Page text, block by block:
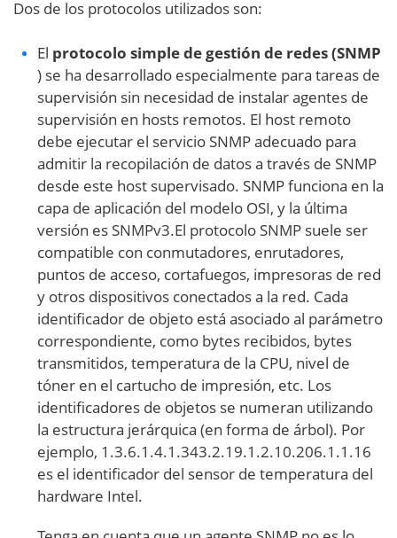
Dos de los protocolos utilizados son:
El protocolo simple de gestión de redes (SNMP
) se ha desarrollado especialmente para tareas de
supervisión sin necesidad de instalar agentes de
supervisión en hosts remotos. El host remoto
debe ejecutar el servicio SNMP adecuado para
admitir la recopilación de datos a través de SNMP
desde este host supervisado. SNMP funciona en la
capa de aplicación del modelo OSI, y la última
versión es SNMPv3.El protocolo SNMP suele ser
compatible con conmutadores, enrutadores,
puntos de acceso, cortafuegos, impresoras de red
y otros dispositivos conectados a la red. Cada
identificador de objeto está asociado al parámetro
correspondiente, como bytes recibidos, bytes
transmitidos, temperatura de la CPU, nivel de
tóner en el cartucho de impresión, etc. Los
identificadores de objetos se numeran utilizando
la estructura jerárquica (en forma de árbol). Por
ejemplo, 1.3.6.1.4.1.343.2.19.1.2.10.206.1.1.16
es el identificador del sensor de temperatura del
hardware Intel.